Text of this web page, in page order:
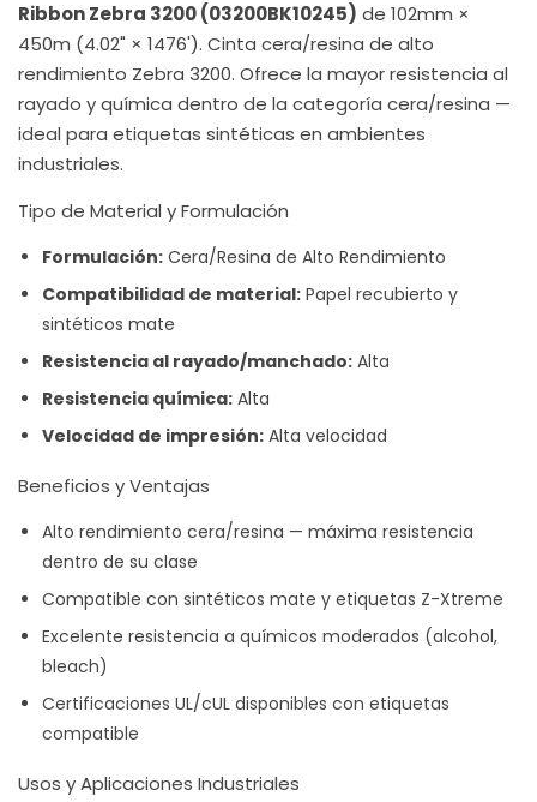
Ribbon Zebra 3200 (03200BK10245) de 102mm ×
450m (4.02" × 1476'). Cinta cera/resina de alto
rendimiento Zebra 3200. Ofrece la mayor resistencia al
rayado y química dentro de la categoría cera/resina —
ideal para etiquetas sintéticas en ambientes
industriales.
Tipo de Material y Formulación
Formulación: Cera/Resina de Alto Rendimiento
Compatibilidad de material: Papel recubierto y
sintéticos mate
Resistencia al rayado/manchado: Alta
Resistencia química: Alta
Velocidad de impresión: Alta velocidad
Beneficios y Ventajas
Alto rendimiento cera/resina — máxima resistencia
dentro de su clase
Compatible con sintéticos mate y etiquetas Z-Xtreme
Excelente resistencia a químicos moderados (alcohol,
bleach)
Certificaciones UL/cUL disponibles con etiquetas
compatible
Usos y Aplicaciones Industriales